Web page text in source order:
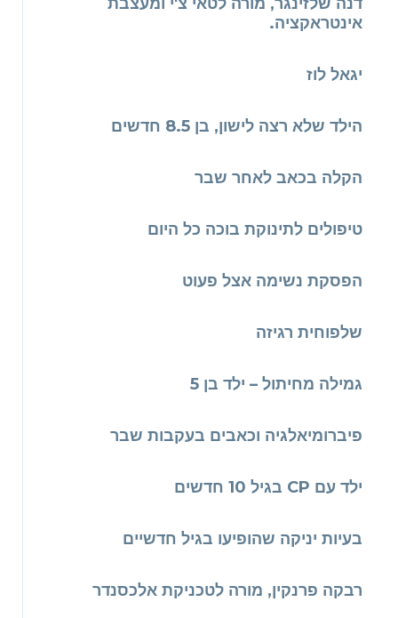
אינטראקציה.
יגאל לוז
הילד שלא רצה לישון, בן 8.5 חדשים
הקלה בכאב לאחר שבר
טיפולים לתינוקת בוכה כל היום
הפסקת נשימה אצל פעוט
שלפוחית רגיזה
גמילה מחיתול – ילד בן 5
פיברומיאלגיה וכאבים בעקבות שבר
ילד עם CP בגיל 10 חדשים
בעיות יניקה שהופיעו בגיל חדשיים
רבקה פרנקין, מורה לטכניקת אלכסנדר